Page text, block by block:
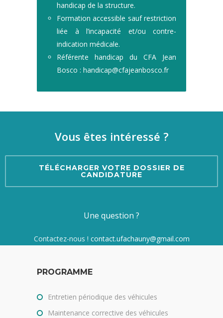
handicap de la structure.
Formation accessible sauf restriction
liée à l’incapacité et/ou contre-
indication médicale.
Référente handicap du CFA Jean
Bosco : handicap@cfajeanbosco.fr
Vous êtes intéressé ?
TÉLÉCHARGER VOTRE DOSSIER DE
CANDIDATURE
Une question ?
Contactez-nous ! contact.ufachauny@gmail.com
PROGRAMME
Entretien périodique des véhicules
Maintenance corrective des véhicules